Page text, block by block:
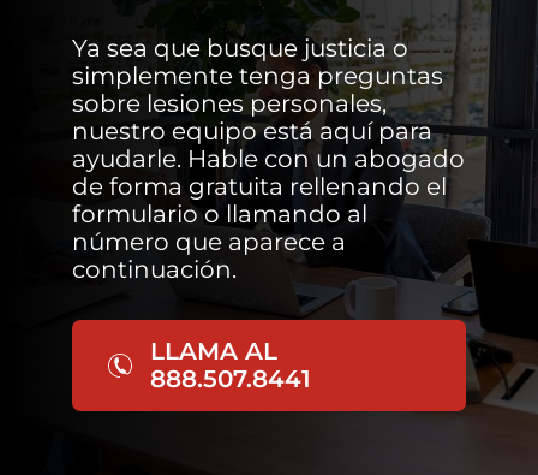
Ya sea que busque justicia o
simplemente tenga preguntas
sobre lesiones personales,
nuestro equipo está aquí para
ayudarle. Hable con un abogado
de forma gratuita rellenando el
formulario o llamando al
número que aparece a
continuación.
LLAMA AL
888.507.8441